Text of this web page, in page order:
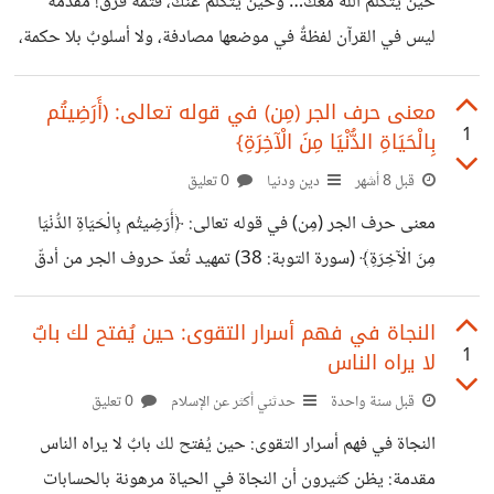
يُجاب عنه بنعم وبلا. مثل: أدرست؟
ليس في القرآن لفظةٌ في موضعها مصادفة، ولا أسلوبٌ بلا حكمة،
ومن أعجب ما يوقظ القلب فيه اختلافُ جهة الخطاب: مرةً
يحدّثك عن الإنسان بضمير الغائب، ومرةً يواجهك بضمير
المخاطب، وكأنك تنتقل من مقعد المتفرّج… إلى ساحة المساءلة.
أولًا: الغائب الذي أضاع نفسه قال تعالى:﴿وَأَمَّا مَنۡ أُوتِيَ كِتَٰبَهُۥ
وَرَآءَ ظَهۡرِهِۦ * فَسَوۡفَ يَدۡعُواْ ثُبُورٗا * وَيَصۡلَىٰ سَعِيرًا * إِنَّهُۥ كَانَ فِيٓ
أَهۡلِهِۦ مَسۡرُورًا * إِنَّهُۥ ظَنَّ أَن لَّن يَحُورَ *
1
معنى حرف الجر (مِن) في قوله تعالى: ﴿أَرَضِيتُم
بِالْحَيَاةِ الدُّنْيَا مِنَ الْآخِرَةِ}
قبل 8 أشهر دين ودنيا
معنى حرف الجر (مِن) في قوله تعالى: ﴿أَرَضِيتُم بِالْحَيَاةِ الدُّنْيَا
مِنَ الْآخِرَةِ﴾ (سورة التوبة: 38) تمهيد تُعدّ حروف الجر من أدقّ
أدوات العربية وأشدّها أثرًا في المعنى، إذ يختلف المقصود
باختلاف الحرف، بل وباختلاف السياق الذي يَرِد فيه. وحرف
الجر «مِن» من أكثر الحروف دورانًا في القرآن الكريم، وتنوّعًا في
الدلالة، حتى قال النحاة: «لـ(من)معانٍ كثيرة تُعرف بالسياق». ومن
المواضع البليغة التي ورد فيها هذا الحرف قوله تعالى: ﴿أَرَضِيتُم
بِالْحَيَاةِ الدُّنْيَا مِنَ الْآخِرَةِ﴾، وهو موضع دقيق يجمع بين المعنى
1
النجاة في فهم أسرار التقوى: حين يُفتح لك بابٌ
لا يراه الناس
قبل سنة واحدة حدثني أكثر عن الإسلام
النجاة في فهم أسرار التقوى: حين يُفتح لك بابٌ لا يراه الناس
مقدمة: يظن كثيرون أن النجاة في الحياة مرهونة بالحسابات